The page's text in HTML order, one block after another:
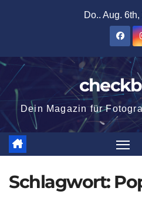
Do.. Aug.
Dein Magazin für
Schlagwort: